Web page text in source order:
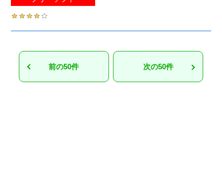
前の50件 次の50件